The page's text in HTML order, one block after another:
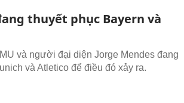
thuyết phục Bayern và
và người đại diện Jorge Mendes đang
và Atletico để điều đó xảy ra.